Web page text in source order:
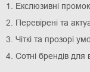
1. Екслюзивні
2. Перевірені та
3. Чіткі та прозорі
4. Сотні брендів для